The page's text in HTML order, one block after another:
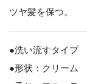
ツヤ髪を保つ。
●洗い流すタイプ
●形状：クリーム